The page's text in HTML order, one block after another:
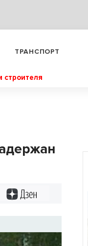
ТРАНСПОРТ